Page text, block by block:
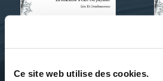
Ce site web utilise des cookies.